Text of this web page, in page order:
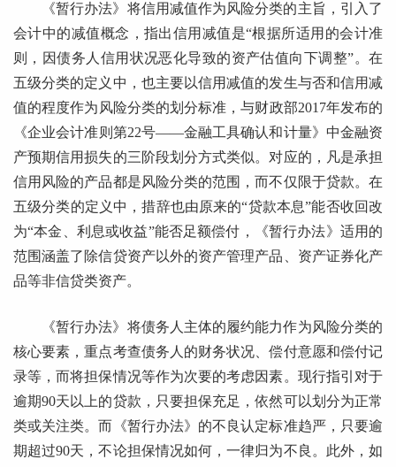
《暂行办法》将信用减值作为风险分类的主旨，引入了
会计中的减值概念，指出信用减值是“根据所适用的会计准
则，因债务人信用状况恶化导致的资产估值向下调整”。在
五级分类的定义中，也主要以信用减值的发生与否和信用减
值的程度作为风险分类的划分标准，与财政部2017年发布的
《企业会计准则第22号——金融工具确认和计量》中金融资
产预期信用损失的三阶段划分方式类似。对应的，凡是承担
信用风险的产品都是风险分类的范围，而不仅限于贷款。在
五级分类的定义中，措辞也由原来的“贷款本息”能否收回改
为“本金、利息或收益”能否足额偿付，《暂行办法》适用的
范围涵盖了除信贷资产以外的资产管理产品、资产证券化产
品等非信贷类资产。
《暂行办法》将债务人主体的履约能力作为风险分类的
核心要素，重点考查债务人的财务状况、偿付意愿和偿付记
录等，而将担保情况等作为次要的考虑因素。现行指引对于
逾期90天以上的贷款，只要担保充足，依然可以划分为正常
类或关注类。而《暂行办法》的不良认定标准趋严，只要逾
期超过90天，不论担保情况如何，一律归为不良。此外，如